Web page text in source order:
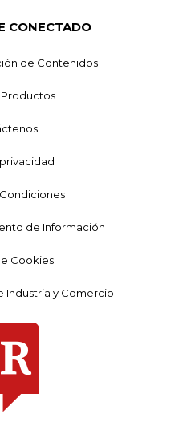
CONECTADO
de Contenidos
de Información
Cookies
Industria y Comercio